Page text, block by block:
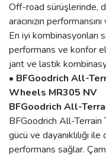
Off-road sürüşlerinde,
aracınızın
En iyi kombinasyonları
performans ve konfor
jant ve lastik
• BFGoodrich All-
Wheels MR305 NV
BFGoodrich All-
BFGoodrich All-
gücü ve dayanıklılığı
performans sağlar.